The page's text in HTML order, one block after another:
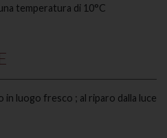
temperatura di 10°C
in luogo fresco ; al riparo dalla luce